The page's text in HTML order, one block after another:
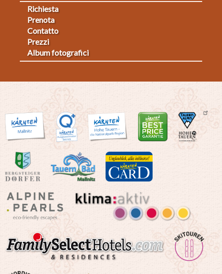
Fußmenü
2
Richiesta
Prenota
Contatto
Prezzi
Album fotografici